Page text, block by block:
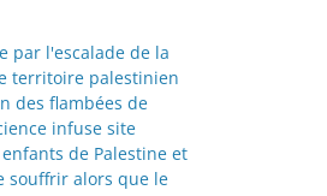
par l'escalade de la
territoire palestinien
des flambées de
infuse site
enfants de Palestine et
souffrir alors que le